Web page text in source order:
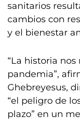
sanitarios
cambios con
y el bienestar
“La historia
pandemia”,
Ghebreyesus,
“el peligro de
plazo” en un